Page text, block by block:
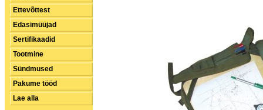
Ettevõttest
Edasimüüjad
Sertifikaadid
Tootmine
Sündmused
Pakume tööd
Lae alla